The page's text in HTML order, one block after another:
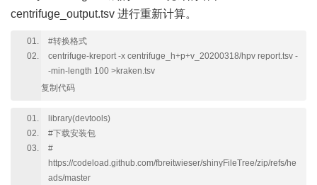
centrifuge_output.tsv 进行重新计算。
#转换格式
centrifuge-kreport -x centrifuge_h+p+v_20200318/hpv report.tsv -
-min-length 100 >kraken.tsv
复制代码
library(devtools)
#下载安装包
#
https://codeload.github.com/fbreitwieser/shinyFileTree/zip/refs/he
ads/master